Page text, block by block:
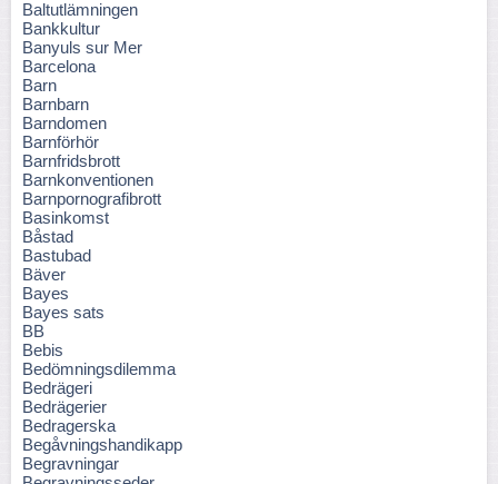
Baltutlämningen
Bankkultur
Banyuls sur Mer
Barcelona
Barn
Barnbarn
Barndomen
Barnförhör
Barnfridsbrott
Barnkonventionen
Barnpornografibrott
Basinkomst
Båstad
Bastubad
Bäver
Bayes
Bayes sats
BB
Bebis
Bedömningsdilemma
Bedrägeri
Bedrägerier
Bedragerska
Begåvningshandikapp
Begravningar